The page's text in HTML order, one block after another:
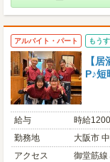
アルバイト・パート もう
【
P♪
給与
時給
勤務地
大阪市
アクセス
御堂筋線